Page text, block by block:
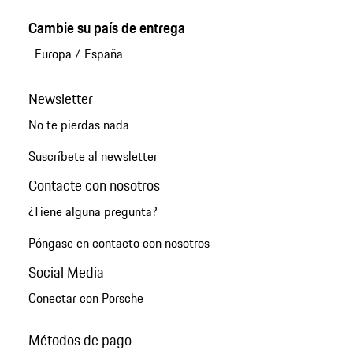
Cambie su país de entrega
Europa / España
Newsletter
No te pierdas nada
Suscríbete al newsletter
Contacte con nosotros
¿Tiene alguna pregunta?
Póngase en contacto con nosotros
Social Media
Conectar con Porsche
Métodos de pago